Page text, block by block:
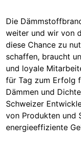
Die
weiter und wir von
diese Chance zu
schaffen, braucht
und loyale
für Tag zum Erfolg
Dämmen und
Schweizer
von Produkten und
energieeffiziente